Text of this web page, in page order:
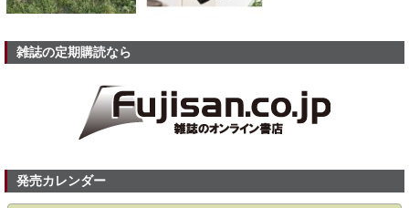
雑誌の定期購読なら
発売カレンダー